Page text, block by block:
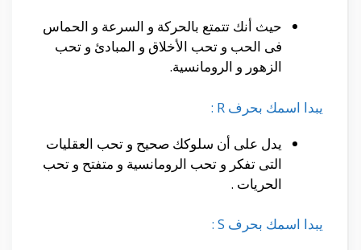
حيث أنك تتمتع بالحركة و السرعة و الحماس
فى الحب و تحب الأخلاق و المبادئ و تحب
الزهور و الرومانسية.
يبدا اسمك بحرف R :
يدل على أن سلوكك صحيح و تحب العقليات
التى تفكر و تحب الرومانسية و متفتح و تحب
الحريات .
يبدا اسمك بحرف S :